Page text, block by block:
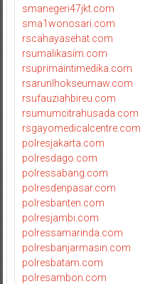
smanegeri47jkt.com
sma1wonosari.com
rscahayasehat.com
rsumalikasim.com
rsuprimaintimedika.com
rsarunlhokseumaw.com
rsufauziahbireu.com
rsumumcitrahusada.com
rsgayomedicalcentre.com
polresjakarta.com
polresdago.com
polressabang.com
polresdenpasar.com
polresbanten.com
polresjambi.com
polressamarinda.com
polresbanjarmasin.com
polresbatam.com
polresambon.com